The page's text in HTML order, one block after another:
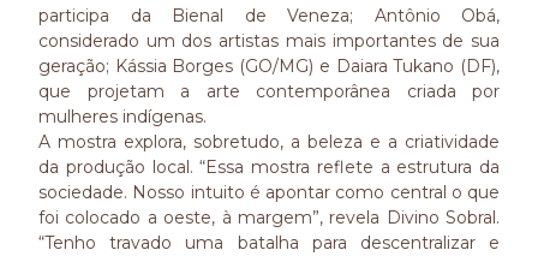
participa da Bienal de Veneza; Antônio Obá,
considerado um dos artistas mais importantes de sua
geração; Kássia Borges (GO/MG) e Daiara Tukano (DF),
que projetam a arte contemporânea criada por
mulheres indígenas.
A mostra explora, sobretudo, a beleza e a criatividade
da produção local. “Essa mostra reflete a estrutura da
sociedade. Nosso intuito é apontar como central o que
foi colocado a oeste, à margem”, revela Divino Sobral.
“Tenho travado uma batalha para descentralizar e